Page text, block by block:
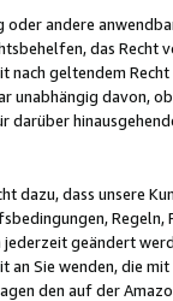
oder andere
das
nach geltendem
unabhängig davon,
darüber
dazu, dass unsere
geändert
an Sie wenden, die
den auf der